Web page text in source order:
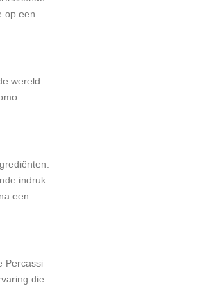
op een
wereld
indruk
een
Percassi
die